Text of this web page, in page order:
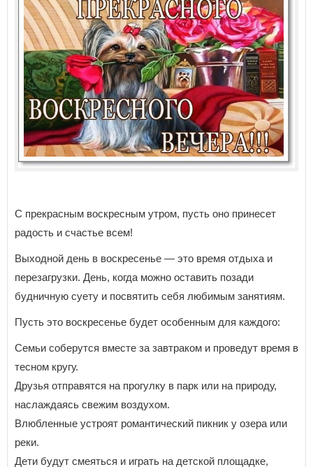
С прекрасным воскресным утром, пусть оно принесет
радость и счастье всем!
Выходной день в воскресенье — это время отдыха и
перезагрузки. День, когда можно оставить позади
будничную суету и посвятить себя любимым занятиям.
Пусть это воскресенье будет особенным для каждого:
Семьи соберутся вместе за завтраком и проведут время в
тесном кругу.
Друзья отправятся на прогулку в парк или на природу,
наслаждаясь свежим воздухом.
Влюбленные устроят романтический пикник у озера или
реки.
Дети будут смеяться и играть на детской площадке,